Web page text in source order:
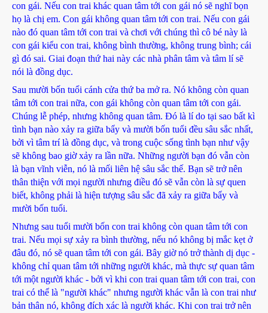
con gái. Nếu con trai khác quan tâm tới con gái nó sẽ nghĩ bọn
họ là chị em. Con gái không quan tâm tới con trai. Nếu con gái
nào đó quan tâm tới con trai và chơi với chúng thì cô bé này là
con gái kiểu con trai, không bình thường, không trung bình; cái
gì đó sai. Giai đoạn thứ hai này các nhà phân tâm và tâm lí sẽ
nói là đồng dục.
Sau mười bốn tuổi cánh cửa thứ ba mở ra. Nó không còn quan
tâm tới con trai nữa, con gái không còn quan tâm tới con gái.
Chúng lễ phép, nhưng không quan tâm. Đó là lí do tại sao bất kì
tình bạn nào xảy ra giữa bẩy và mười bốn tuổi đều sâu sắc nhất,
bởi vì tâm trí là đồng dục, và trong cuộc sống tình bạn như vậy
sẽ không bao giờ xảy ra lần nữa. Những người bạn đó vẫn còn
là bạn vĩnh viễn, nó là mối liên hệ sâu sắc thế. Bạn sẽ trở nên
thân thiện với mọi người nhưng điều đó sẽ vẫn còn là sự quen
biết, không phải là hiện tượng sâu sắc đã xảy ra giữa bẩy và
mười bốn tuổi.
Nhưng sau tuổi mười bốn con trai không còn quan tâm tới con
trai. Nếu mọi sự xảy ra bình thường, nếu nó không bị mắc kẹt ở
đâu đó, nó sẽ quan tâm tới con gái. Bây giờ nó trở thành dị dục -
không chỉ quan tâm tới những người khác, mà thực sự quan tâm
tới một người khác - bởi vì khi con trai quan tâm tới con trai, con
trai có thể là "người khác" nhưng người khác vẫn là con trai như
bản thân nó, không đích xác là người khác. Khi con trai trở nên